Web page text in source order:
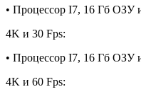
• Процессор I7, 16 Гб ОЗУ
4K и 30 Fps:
• Процессор I7, 16 Гб ОЗУ
4K и 60 Fps: